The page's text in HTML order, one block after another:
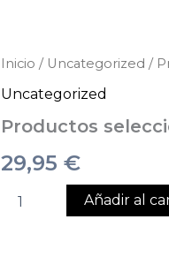
Inicio / Uncategorized /
Uncategorized
Productos
29,95 €
Productos
cantidad
Añadir al